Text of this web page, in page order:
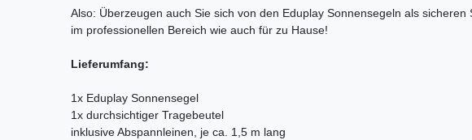
Also: Überzeugen auch Sie sich von den Eduplay Sonnensegeln als sicheren
im professionellen Bereich wie auch für zu Hause!
Lieferumfang:
1x Eduplay Sonnensegel
1x durchsichtiger Tragebeutel
inklusive Abspannleinen, je ca. 1,5 m lang